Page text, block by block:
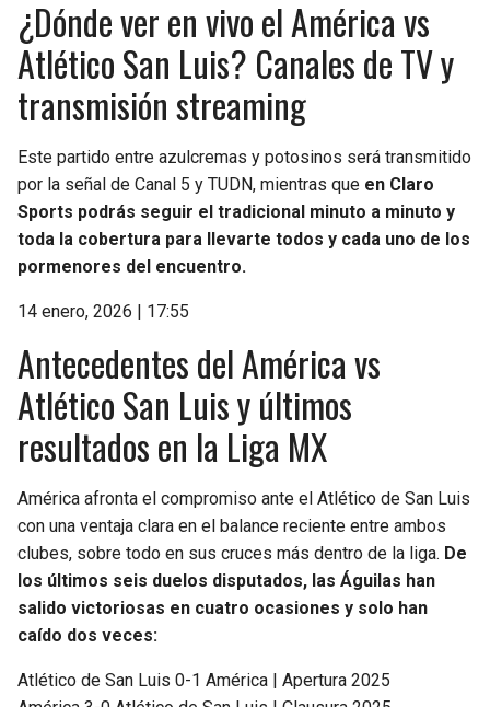
¿Dónde ver en vivo el América vs
Atlético San Luis? Canales de TV y
transmisión streaming
Este partido entre azulcremas y potosinos será transmitido
por la señal de Canal 5 y TUDN, mientras que en Claro
Sports podrás seguir el tradicional minuto a minuto y
toda la cobertura para llevarte todos y cada uno de los
pormenores del encuentro.
14 enero, 2026 | 17:55
Antecedentes del América vs
Atlético San Luis y últimos
resultados en la Liga MX
América afronta el compromiso ante el Atlético de San Luis
con una ventaja clara en el balance reciente entre ambos
clubes, sobre todo en sus cruces más dentro de la liga. De
los últimos seis duelos disputados, las Águilas han
salido victoriosas en cuatro ocasiones y solo han
caído dos veces:
Atlético de San Luis 0-1 América | Apertura 2025